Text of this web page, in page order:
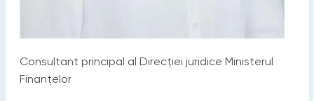
Consultant principal al Direcției juridice Ministerul
Finanțelor